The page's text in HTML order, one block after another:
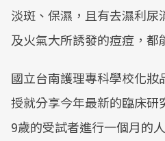
淡斑、保濕，且有去濕利尿
及火氣大所誘發的痘痘，都
國立台南護理專科學校化
授就分享今年最新的臨床研
9歲的受試者進行一個月的